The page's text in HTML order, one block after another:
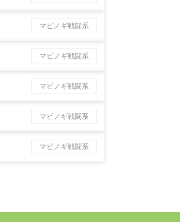
マビノギ戦闘系
マビノギ戦闘系
マビノギ戦闘系
マビノギ戦闘系
マビノギ戦闘系